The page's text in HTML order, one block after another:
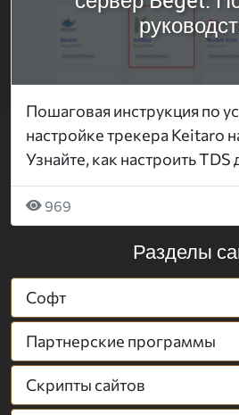
Пошаговая инструкция по
настройке трекера Keitaro
Узнайте, как настроить TDS
969
Разделы
Софт
Партнерские программы
Скрипты сайтов